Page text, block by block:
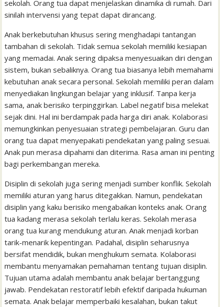
sekolah. Orang tua dapat menjelaskan dinamika di rumah. Dari
sinilah intervensi yang tepat dapat dirancang.
Anak berkebutuhan khusus sering menghadapi tantangan
tambahan di sekolah. Tidak semua sekolah memiliki kesiapan
yang memadai. Anak sering dipaksa menyesuaikan diri dengan
sistem, bukan sebaliknya. Orang tua biasanya lebih memahami
kebutuhan anak secara personal. Sekolah memiliki peran dalam
menyediakan lingkungan belajar yang inklusif. Tanpa kerja
sama, anak berisiko terpinggirkan. Label negatif bisa melekat
sejak dini. Hal ini berdampak pada harga diri anak. Kolaborasi
memungkinkan penyesuaian strategi pembelajaran. Guru dan
orang tua dapat menyepakati pendekatan yang paling sesuai.
Anak pun merasa dipahami dan diterima. Rasa aman ini penting
bagi perkembangan mereka.
Disiplin di sekolah juga sering menjadi sumber konflik. Sekolah
memiliki aturan yang harus ditegakkan. Namun, pendekatan
disiplin yang kaku berisiko mengabaikan konteks anak. Orang
tua kadang merasa sekolah terlalu keras. Sekolah merasa
orang tua kurang mendukung aturan. Anak menjadi korban
tarik-menarik kepentingan. Padahal, disiplin seharusnya
bersifat mendidik, bukan menghukum semata. Kolaborasi
membantu menyamakan pemahaman tentang tujuan disiplin.
Tujuan utama adalah membantu anak belajar bertanggung
jawab. Pendekatan restoratif lebih efektif daripada hukuman
semata. Anak belajar memperbaiki kesalahan, bukan takut